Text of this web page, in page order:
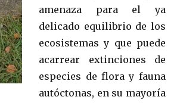
amenaza para el ya
delicado equilibrio de los
ecosistemas y que puede
acarrear extinciones de
especies de flora y fauna
autóctonas, en su mayoría